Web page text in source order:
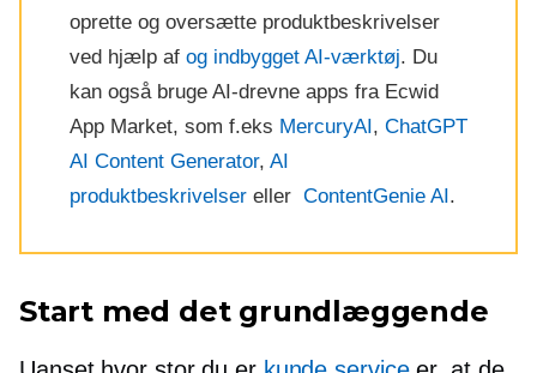
oprette og oversætte produktbeskrivelser
ved hjælp af og indbygget AI-værktøj. Du
kan også bruge AI-drevne apps fra Ecwid
App Market, som f.eks MercuryAI, ChatGPT
AI Content Generator, AI
produktbeskrivelser eller ContentGenie AI.
Start med det grundlæggende